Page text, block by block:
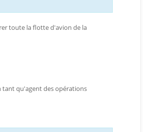
toute la flotte d'avion de la
tant qu'agent des opérations